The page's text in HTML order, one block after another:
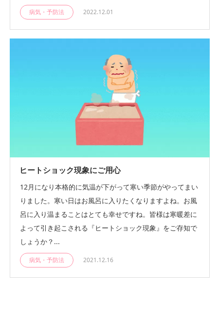
病気・予防法 2022.12.01
ヒートショック現象にご用心
12月になり本格的に気温が下がって寒い季節がやってまい
りました。寒い日はお風呂に入りたくなりますよね。お風
呂に入り温まることはとても幸せですね。皆様は寒暖差に
よって引き起こされる『ヒートショック現象』をご存知で
しょうか？...
病気・予防法 2021.12.16